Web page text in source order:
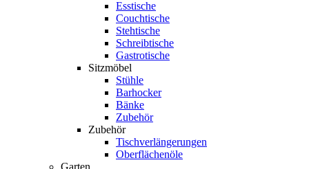
Esstische
Couchtische
Stehtische
Schreibtische
Gastrotische
Sitzmöbel
Stühle
Barhocker
Bänke
Zubehör
Zubehör
Tischverlängerungen
Oberflächenöle
Garten